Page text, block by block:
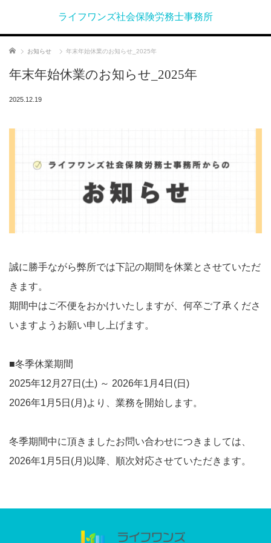
ライフワンズ社会保険労務士事務所
ホーム お知らせ 年末年始休業のお知らせ_2025年
年末年始休業のお知らせ_2025年
2025.12.19
誠に勝手ながら弊所では下記の期間を休業とさせていただ
きます。
期間中はご不便をおかけいたしますが、何卒ご了承くださ
いますようお願い申し上げます。
■冬季休業期間
2025年12月27日(土) ～ 2026年1月4日(日)
2026年1月5日(月)より、業務を開始します。
冬季期間中に頂きましたお問い合わせにつきましては、
2026年1月5日(月)以降、順次対応させていただきます。